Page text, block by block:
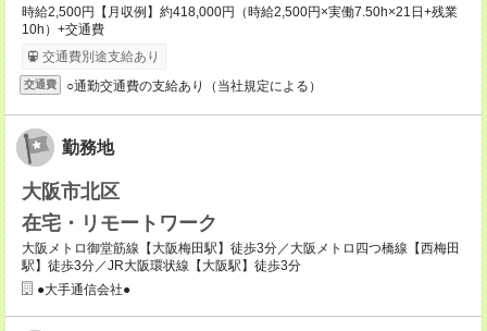
時給2,500円【月収例】約418,000円（時給2,500円×実働7.50h×21日+残業
10h）+交通費
交通費別途支給あり
交通費 ○通勤交通費の支給あり（当社規定による）
勤務地
大阪市北区
在宅・リモートワーク
大阪メトロ御堂筋線【大阪梅田駅】徒歩3分／大阪メトロ四つ橋線【西梅田
駅】徒歩3分／JR大阪環状線【大阪駅】徒歩3分
●大手通信会社●